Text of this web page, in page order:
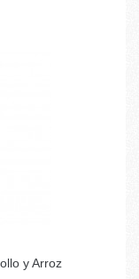
y Arroz